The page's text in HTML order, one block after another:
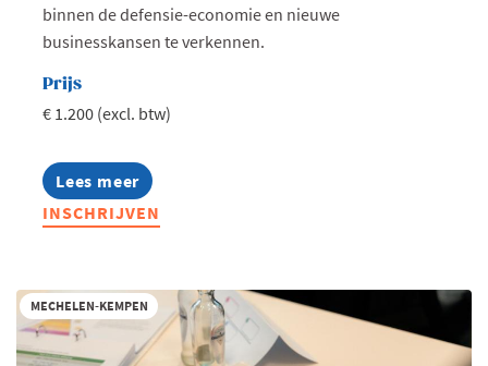
binnen de defensie-economie en nieuwe
businesskansen te verkennen.
Prijs
€ 1.200 (excl. btw)
Lees meer
about
Dual-
use
tot
de
defensiemarkt
INSCHRIJVEN
MECHELEN-KEMPEN